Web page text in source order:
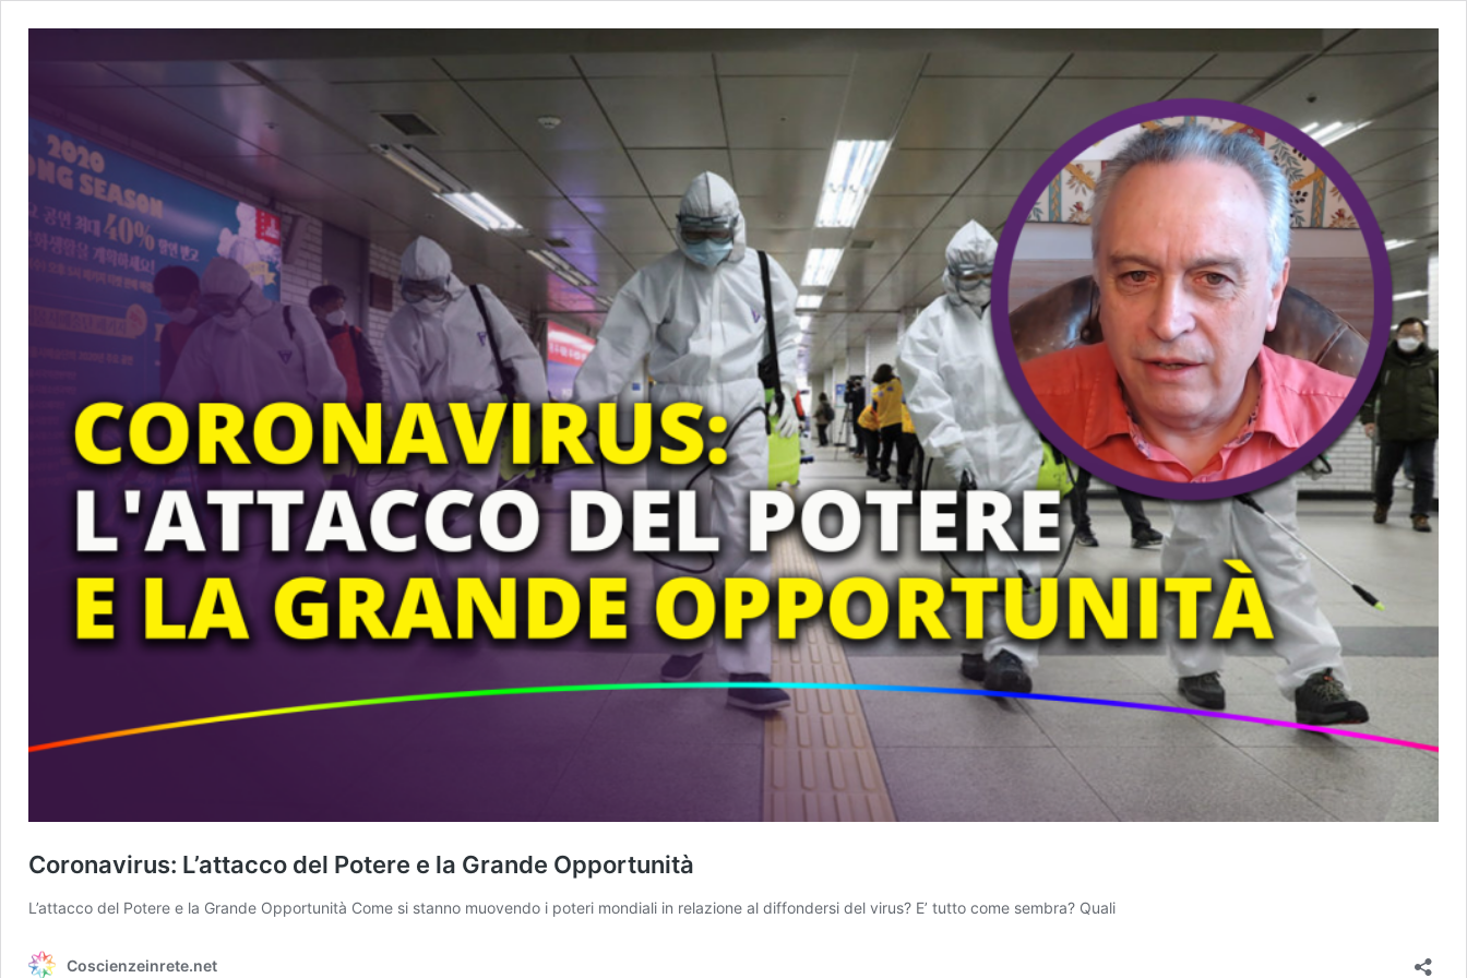
Coronavirus: L’attacco del Potere e la Grande Opportunità
L’attacco del Potere e la Grande Opportunità Come si stanno muovendo i poteri mondiali in relazione al diffondersi del virus? E’ tutto come sembra? Quali
Coscienzeinrete.net